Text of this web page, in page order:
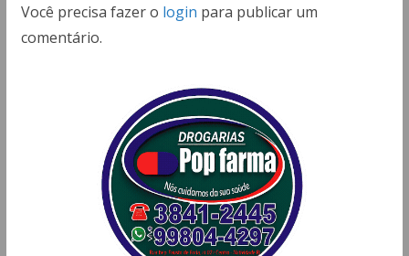
Você precisa fazer o login para publicar um
comentário.